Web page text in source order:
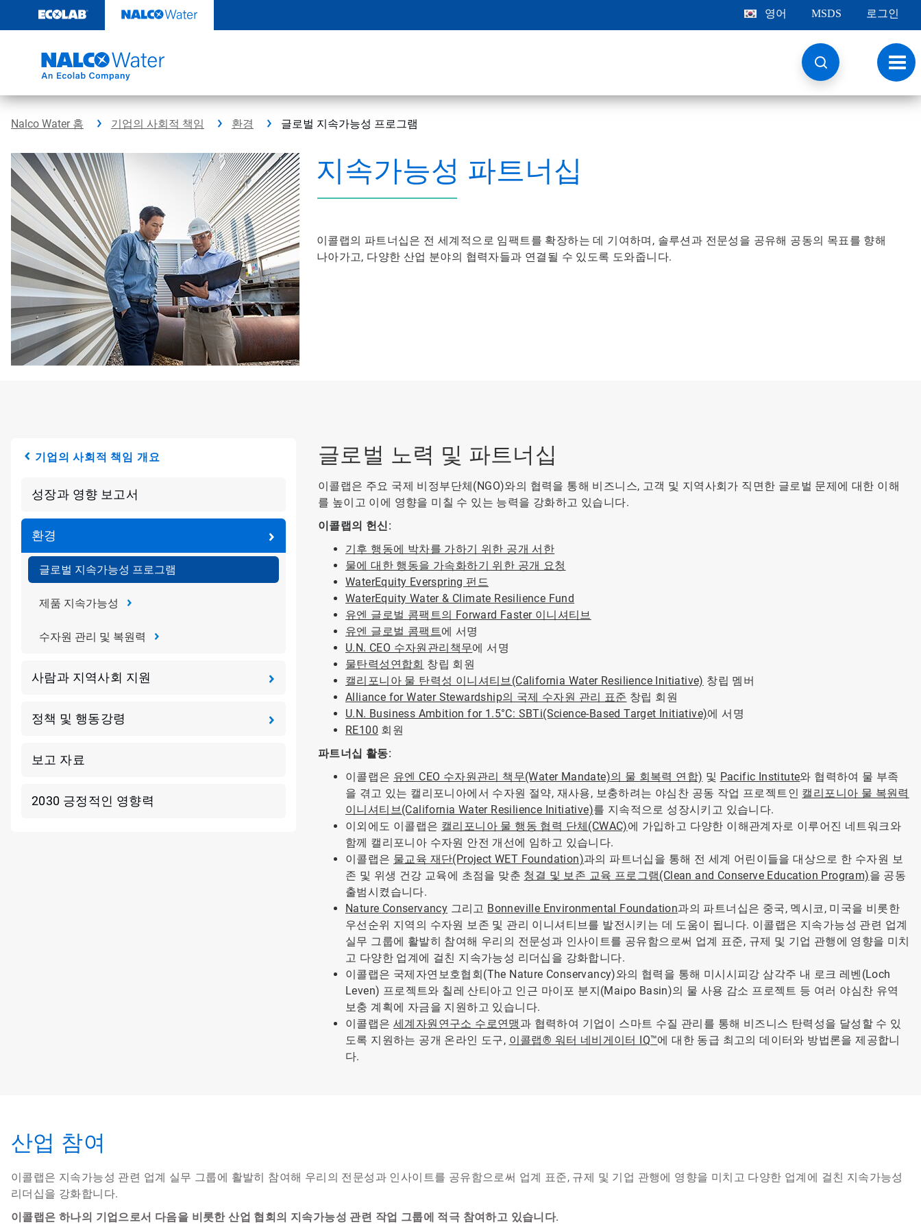
츠
기
영어 MSDS 로그인
토
글
내
비
Nalco Water 홈 기업의 사회적 책임 환경 글로벌 지속가능성 프로그램
지속가능성 파트너십
이콜랩의 파트너십은 전 세계적으로 임팩트를 확장하는 데 기여하며, 솔루션과 전문성을 공유해 공동의 목표를 향해
나아가고, 다양한 산업 분야의 협력자들과 연결될 수 있도록 도와줍니다.
기업의 사회적 책임 개요
성장과 영향 보고서
환경
글로벌 지속가능성 프로그램
제품 지속가능성
수자원 관리 및 복원력
사람과 지역사회 지원
정책 및 행동강령
보고 자료
2030 긍정적인 영향력
글로벌 노력 및 파트너십
이콜랩은 주요 국제 비정부단체(NGO)와의 협력을 통해 비즈니스, 고객 및 지역사회가 직면한 글로벌 문제에 대한 이해
를 높이고 이에 영향을 미칠 수 있는 능력을 강화하고 있습니다.
이콜랩의 헌신:
기후 행동에 박차를 가하기 위한 공개 서한
물에 대한 행동을 가속화하기 위한 공개 요청
WaterEquity Everspring 펀드
WaterEquity Water & Climate Resilience Fund
유엔 글로벌 콤팩트의 Forward Faster 이니셔티브
유엔 글로벌 콤팩트에 서명
U.N. CEO 수자원관리책무에 서명
물탄력성연합회 창립 회원
캘리포니아 물 탄력성 이니셔티브(California Water Resilience Initiative) 창립 멤버
Alliance for Water Stewardship의 국제 수자원 관리 표준 창립 회원
U.N. Business Ambition for 1.5°C: SBTi(Science-Based Target Initiative)에 서명
RE100 회원
파트너십 활동:
이콜랩은 유엔 CEO 수자원관리 책무(Water Mandate)의 물 회복력 연합) 및 Pacific Institute와 협력하여 물 부족
을 겪고 있는 캘리포니아에서 수자원 절약, 재사용, 보충하려는 야심찬 공동 작업 프로젝트인 캘리포니아 물 복원력
이니셔티브(California Water Resilience Initiative)를 지속적으로 성장시키고 있습니다.
이외에도 이콜랩은 캘리포니아 물 행동 협력 단체(CWAC)에 가입하고 다양한 이해관계자로 이루어진 네트워크와
함께 캘리포니아 수자원 안전 개선에 임하고 있습니다.
이콜랩은 물교육 재단(Project WET Foundation)과의 파트너십을 통해 전 세계 어린이들을 대상으로 한 수자원 보
존 및 위생 건강 교육에 초점을 맞춘 청결 및 보존 교육 프로그램(Clean and Conserve Education Program)을 공동
출범시켰습니다.
Nature Conservancy 그리고 Bonneville Environmental Foundation과의 파트너십은 중국, 멕시코, 미국을 비롯한
우선순위 지역의 수자원 보존 및 관리 이니셔티브를 발전시키는 데 도움이 됩니다. 이콜랩은 지속가능성 관련 업계
실무 그룹에 활발히 참여해 우리의 전문성과 인사이트를 공유함으로써 업계 표준, 규제 및 기업 관행에 영향을 미치
고 다양한 업계에 걸친 지속가능성 리더십을 강화합니다.
이콜랩은 국제자연보호협회(The Nature Conservancy)와의 협력을 통해 미시시피강 삼각주 내 로크 레벤(Loch
Leven) 프로젝트와 칠레 산티아고 인근 마이포 분지(Maipo Basin)의 물 사용 감소 프로젝트 등 여러 야심찬 유역
보충 계획에 자금을 지원하고 있습니다.
이콜랩은 세계자원연구소 수로연맹 과 협력하여 기업이 스마트 수질 관리를 통해 비즈니스 탄력성을 달성할 수 있
도록 지원하는 공개 온라인 도구, 이콜랩® 워터 네비게이터 IQ™에 대한 동급 최고의 데이터와 방법론을 제공합니
다.
산업 참여
이콜랩은 지속가능성 관련 업계 실무 그룹에 활발히 참여해 우리의 전문성과 인사이트를 공유함으로써 업계 표준, 규제 및 기업 관행에 영향을 미치고 다양한 업계에 걸친 지속가능성
리더십을 강화합니다.
이콜랩은 하나의 기업으로서 다음을 비롯한 산업 협회의 지속가능성 관련 작업 그룹에 적극 참여하고 있습니다.